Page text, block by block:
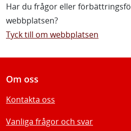
Har du frågor eller
webbplatsen?
Tyck till om webbplatsen
Om oss
Kontakta oss
Vanliga frågor och svar